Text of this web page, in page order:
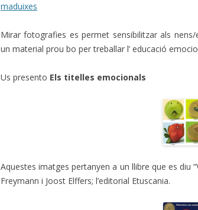
maduixes
Mirar fotografies es permet sensibilitzar als
un material prou bo per treballar l’ educació
Us presento Els titelles emocionals
Aquestes imatges pertanyen a un llibre que es diu
Freymann i Joost Elffers; l’editorial Etuscania.